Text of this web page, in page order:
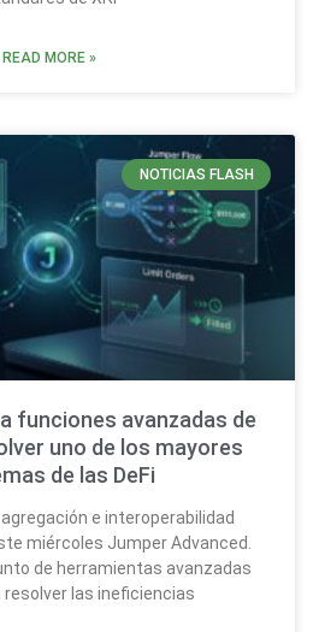
READ MORE »
NOTICIAS FLASH
funciones avanzadas de
uno de los mayores
de las DeFi
e interoperabilidad
miércoles Jumper Advanced.
de herramientas avanzadas
resolver las ineficiencias